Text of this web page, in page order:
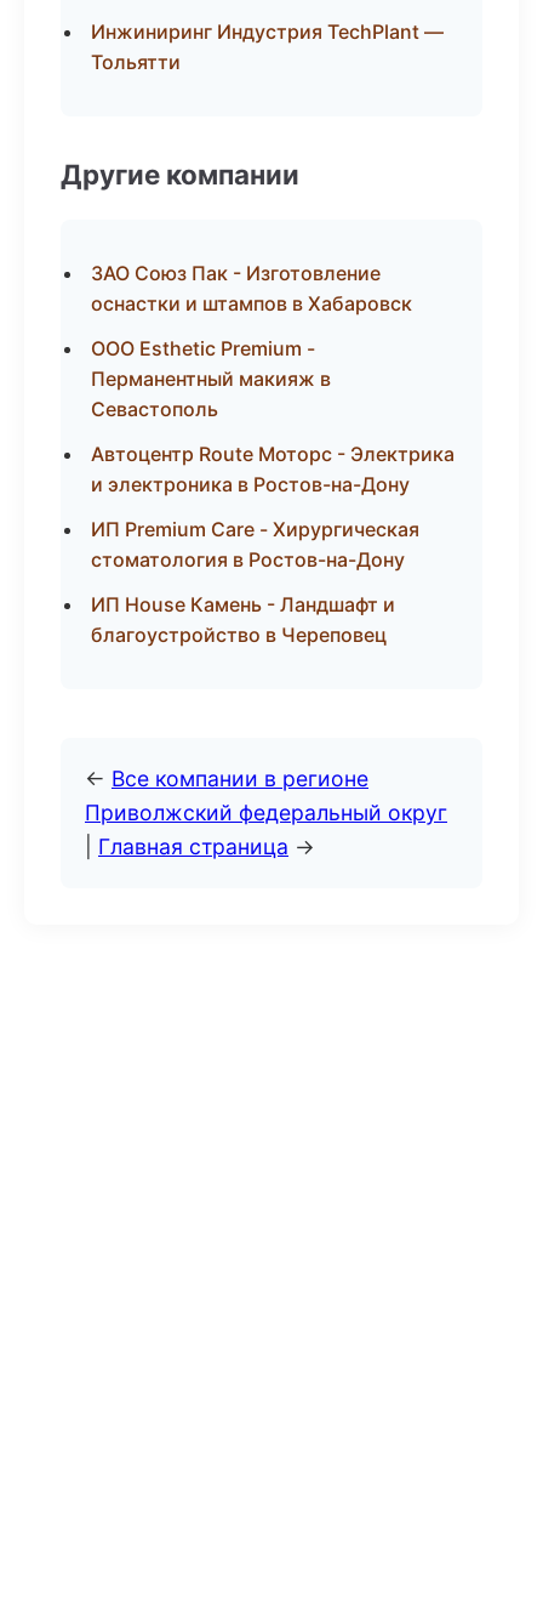
Инжиниринг Индустрия TechPlant —
Тольятти
Другие компании
ЗАО Союз Пак - Изготовление
оснастки и штампов в Хабаровск
ООО Esthetic Premium -
Перманентный макияж в
Севастополь
Автоцентр Route Моторс - Электрика
и электроника в Ростов-на-Дону
ИП Premium Care - Хирургическая
стоматология в Ростов-на-Дону
ИП House Камень - Ландшафт и
благоустройство в Череповец
← Все компании в регионе
Приволжский федеральный округ
Главная страница →